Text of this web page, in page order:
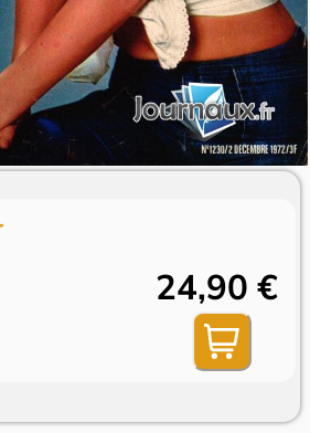
24,90 €